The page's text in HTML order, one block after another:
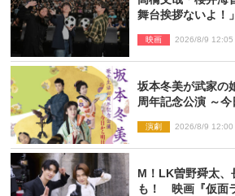
舞台挨拶ないよ！
映画 2026/8/9 12:05
坂本冬美が武家
周年記念公演 ～
演劇 2026/8/9 12:00
M！LK曽野舜太、
も！ 映画『仮面